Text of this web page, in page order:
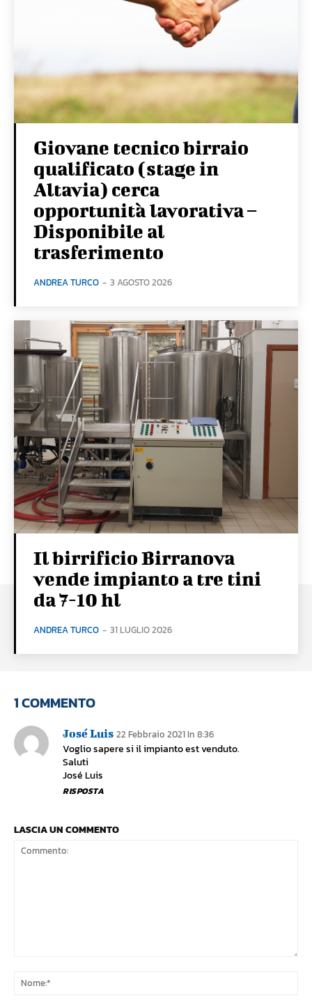
Giovane tecnico birraio
qualificato (stage in
Altavia) cerca
opportunità lavorativa –
Disponibile al
trasferimento
ANDREA TURCO - 3 AGOSTO 2026
Il birrificio Birranova
vende impianto a tre tini
da 7-10 hl
ANDREA TURCO - 31 LUGLIO 2026
1 COMMENTO
José Luis 22 Febbraio 2021 In 8:36
Voglio sapere si il impianto est venduto.
Saluti
José Luis
RISPOSTA
LASCIA UN COMMENTO